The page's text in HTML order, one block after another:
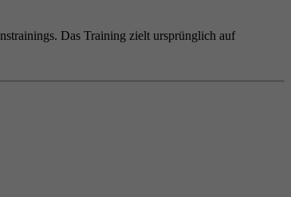
Das Training zielt ursprünglich auf